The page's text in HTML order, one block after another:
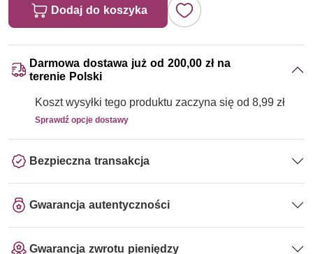
Dodaj do koszyka
Darmowa dostawa już od 200,00 zł na
terenie Polski
Koszt wysyłki tego produktu zaczyna się od 8,99 zł
Sprawdź opcje dostawy
Bezpieczna transakcja
Gwarancja autentyczności
Gwarancja zwrotu pieniędzy